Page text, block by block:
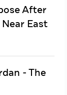
After
East
- The